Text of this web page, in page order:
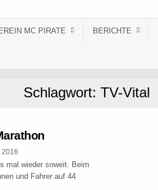
MC PIRATE BERICHTE
Schlagwort: TV-Vital
2016
mal wieder soweit. Beim
und Fahrer auf 44